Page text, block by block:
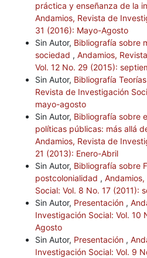
práctica y enseñanza de la
Andamios, Revista de
31 (2016): Mayo-Agosto
Sin Autor, Bibliografía sobre
sociedad , Andamios,
Vol. 12 No. 29 (2015):
Sin Autor, Bibliografía
Revista de Investigación
mayo-agosto
Sin Autor, Bibliografía sobre
políticas públicas: más allá
Andamios, Revista de
21 (2013): Enero-Abril
Sin Autor, Bibliografía sobre
postcolonialidad ,
Social: Vol. 8 No. 17 (2011):
Sin Autor, Presentación ,
Investigación Social: Vol. 10
Agosto
Sin Autor, Presentación ,
Investigación Social: Vol. 9